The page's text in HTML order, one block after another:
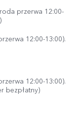
przerwa 12:00-
12:00-13:00).
12:00-13:00).
bezpłatny)